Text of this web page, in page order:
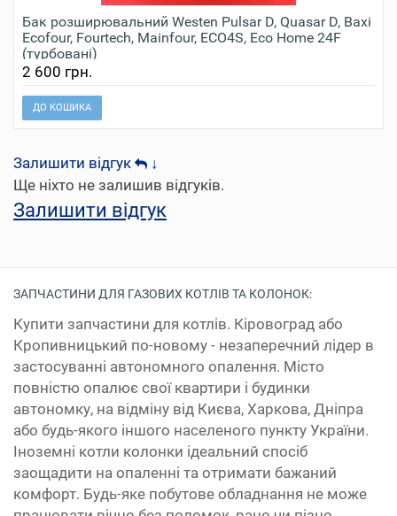
Бак розширювальний Westen Pulsar D, Quasar D, Baxi
Ecofour, Fourtech, Mainfour, ECO4S, Eco Home 24F
(турбовані)
2 600 грн.
ДО КОШИКА
Залишити відгук
↓
Ще ніхто не залишив відгуків.
Залишити відгук
ЗАПЧАСТИНИ ДЛЯ ГАЗОВИХ КОТЛІВ ТА КОЛОНОК:
Купити запчастини для котлів. Кіровоград або
Кропивницький по-новому - незаперечний лідер в
застосуванні автономного опалення. Місто
повністю опалює свої квартири і будинки
автономку, на відміну від Києва, Харкова, Дніпра
або будь-якого іншого населеного пункту України.
Іноземні котли колонки ідеальний спосіб
заощадити на опаленні та отримати бажаний
комфорт. Будь-яке побутове обладнання не може